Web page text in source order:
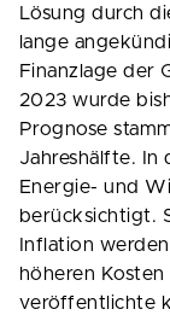
Lösung durch
lange
Finanzlage der
2023 wurde
Prognose
Jahreshälfte. In
Energie- und
berücksichtigt.
Inflation
höheren
veröffentlichte